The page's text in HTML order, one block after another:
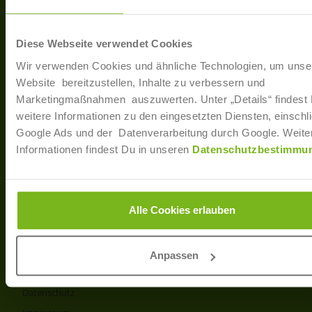
Diese Webseite verwendet Cookies
Wir verwenden Cookies und ähnliche Technologien, um
Website bereitzustellen, Inhalte zu verbessern und
Marketingmaßnahmen auszuwerten. Unter „Details“ findest
weitere Informationen zu den eingesetzten Diensten,
Google Ads und der Datenverarbeitung durch Google.
Informationen findest Du in unseren
Alle Cookies erlauben
Anpassen
40233 Düsseldorf
T: +49 (0)211 / 866 68 - 13
E-Mail: info@joborama.de
Über Uns
Veranstaltungen
Ansprechpartner
Partner
Produkt- und Preisliste
Disclaimer